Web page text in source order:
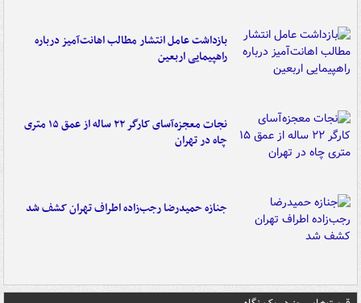
بازداشت عامل انتشار مطالب اهانت‌آمیز درباره
راهپیمایی اربعین
نجات معجزه‌آسای کارگر ۲۲ ساله از عمق ۱۵ متری
چاه در تهران
جنازه حمیدرضا رجب‌زاده اطراف تهران کشف شد